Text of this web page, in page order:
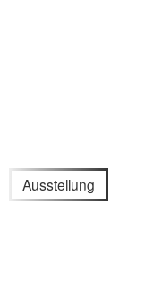
Ausstellung